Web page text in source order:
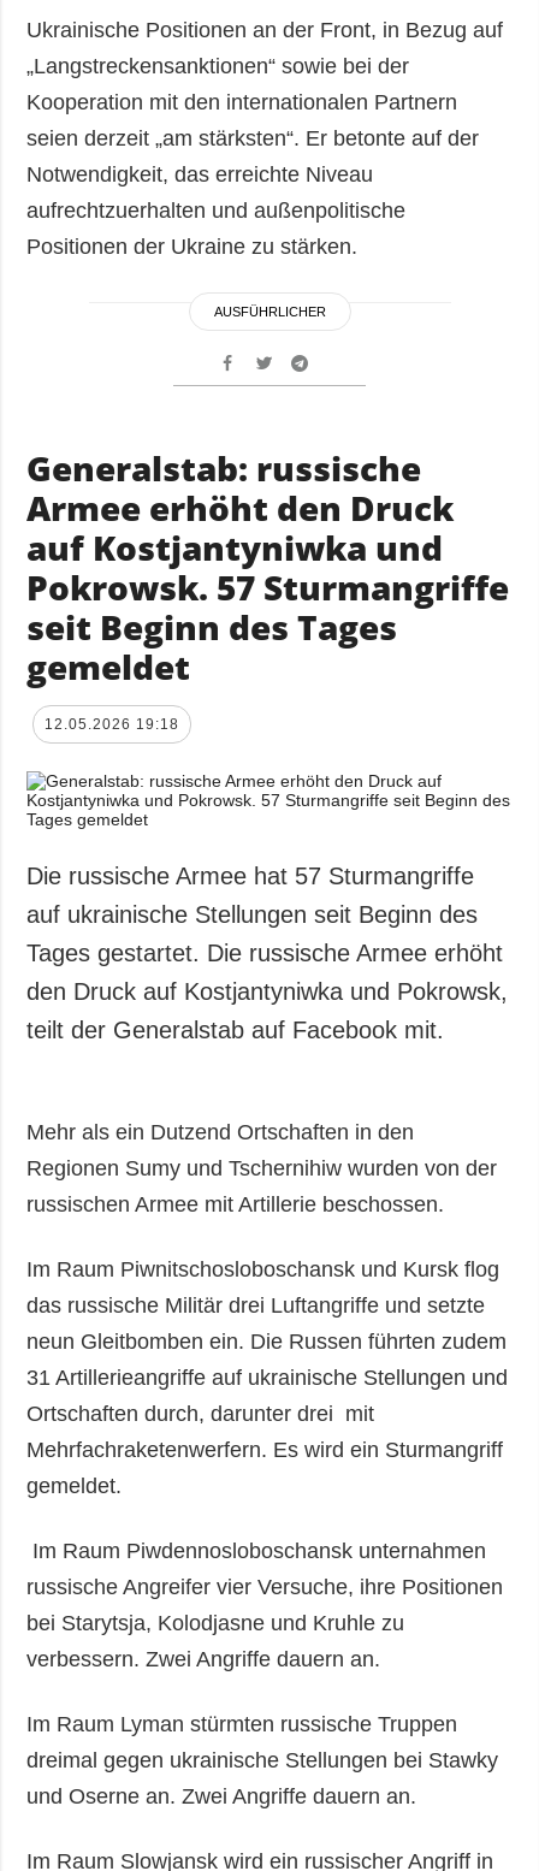
Ukrainische Positionen an der Front, in Bezug auf
„Langstreckensanktionen“ sowie bei der
Kooperation mit den internationalen Partnern
seien derzeit „am stärksten“. Er betonte auf der
Notwendigkeit, das erreichte Niveau
aufrechtzuerhalten und außenpolitische
Positionen der Ukraine zu stärken.
AUSFÜHRLICHER
Generalstab: russische
Armee erhöht den Druck
auf Kostjantyniwka und
Pokrowsk. 57 Sturmangriffe
seit Beginn des Tages
gemeldet
12.05.2026 19:18
Die russische Armee hat 57 Sturmangriffe
auf ukrainische Stellungen seit Beginn des
Tages gestartet. Die russische Armee erhöht
den Druck auf Kostjantyniwka und Pokrowsk,
teilt der Generalstab auf Facebook mit.
Mehr als ein Dutzend Ortschaften in den
Regionen Sumy und Tschernihiw wurden von der
russischen Armee mit Artillerie beschossen.
Im Raum Piwnitschosloboschansk und Kursk flog
das russische Militär drei Luftangriffe und setzte
neun Gleitbomben ein. Die Russen führten zudem
31 Artillerieangriffe auf ukrainische Stellungen und
Ortschaften durch, darunter drei mit
Mehrfachraketenwerfern. Es wird ein Sturmangriff
gemeldet.
Im Raum Piwdennosloboschansk unternahmen
russische Angreifer vier Versuche, ihre Positionen
bei Starytsja, Kolodjasne und Kruhle zu
verbessern. Zwei Angriffe dauern an.
Im Raum Lyman stürmten russische Truppen
dreimal gegen ukrainische Stellungen bei Stawky
und Oserne an. Zwei Angriffe dauern an.
Im Raum Slowjansk wird ein russischer Angriff in